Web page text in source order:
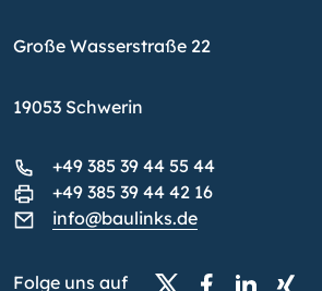
Große Wasserstraße 22
19053 Schwerin
+49 385 39 44 55 44
+49 385 39 44 42 16
info@baulinks.de
Folge uns auf